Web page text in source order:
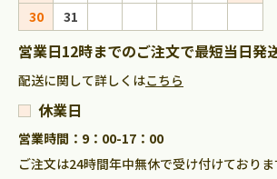
30
31
営業日12時までのご注文で最短当日発
配送に関して詳しくはこちら
休業日
営業時間：9：00-17：00
ご注文は24時間年中無休で受け付けており